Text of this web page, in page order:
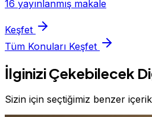
16 yayınlanmış makale
Keşfet
Tüm Konuları Keşfet
İlginizi Çekebilecek
Sizin için seçtiğimiz benzer